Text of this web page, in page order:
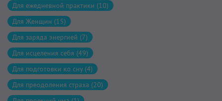
Для ежедневной практики (10)
Для Женщин (15)
Для заряда энергией (7)
Для исцеления себя (49)
Для подготовки ко сну (4)
Для преодоления страха (20)